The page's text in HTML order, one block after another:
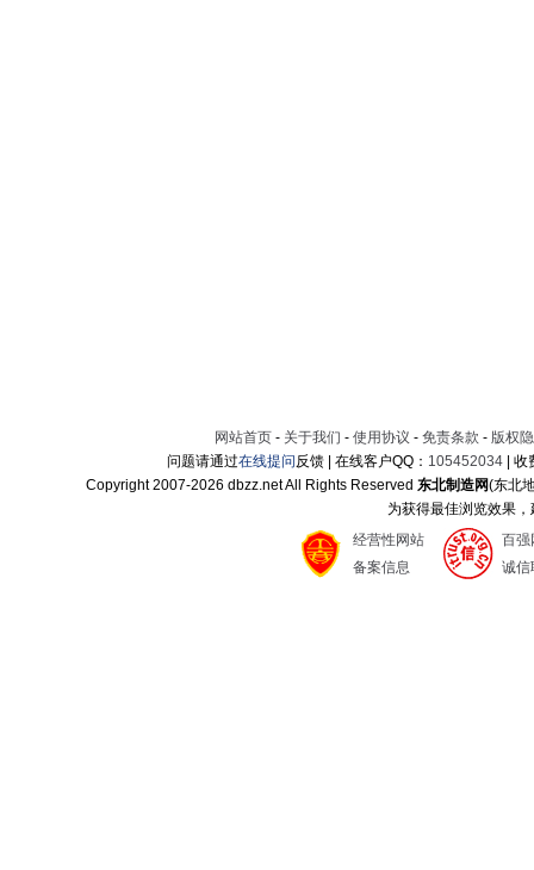
网站首页 - 关于我们 - 使用协议 - 免责条款 - 版权
问题请通过在线提问反馈 | 在线客户QQ： 105452034 |
Copyright 2007-2026 dbzz.net All Rights Reserved东北制造网(东北
为获得最佳浏览效果
经营性网站
备案信息
百强
诚信